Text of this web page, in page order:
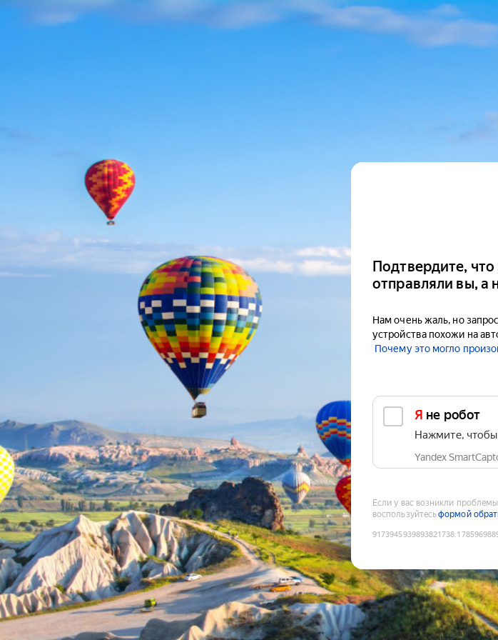
Подтвердите,
отправляли вы, а
Нам очень жаль, но
устройства похожи на
Почему это могло
Я не робот
Нажмите,
Yandex
Если у вас возникли
воспользуйтесьформой
9173945939893821738: